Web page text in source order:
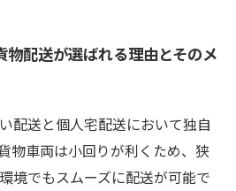
配送が選ばれる理由とそのメ
配送と個人宅配送において独自
物車両は小回りが利くため、狭
境でもスムーズに配送が可能で